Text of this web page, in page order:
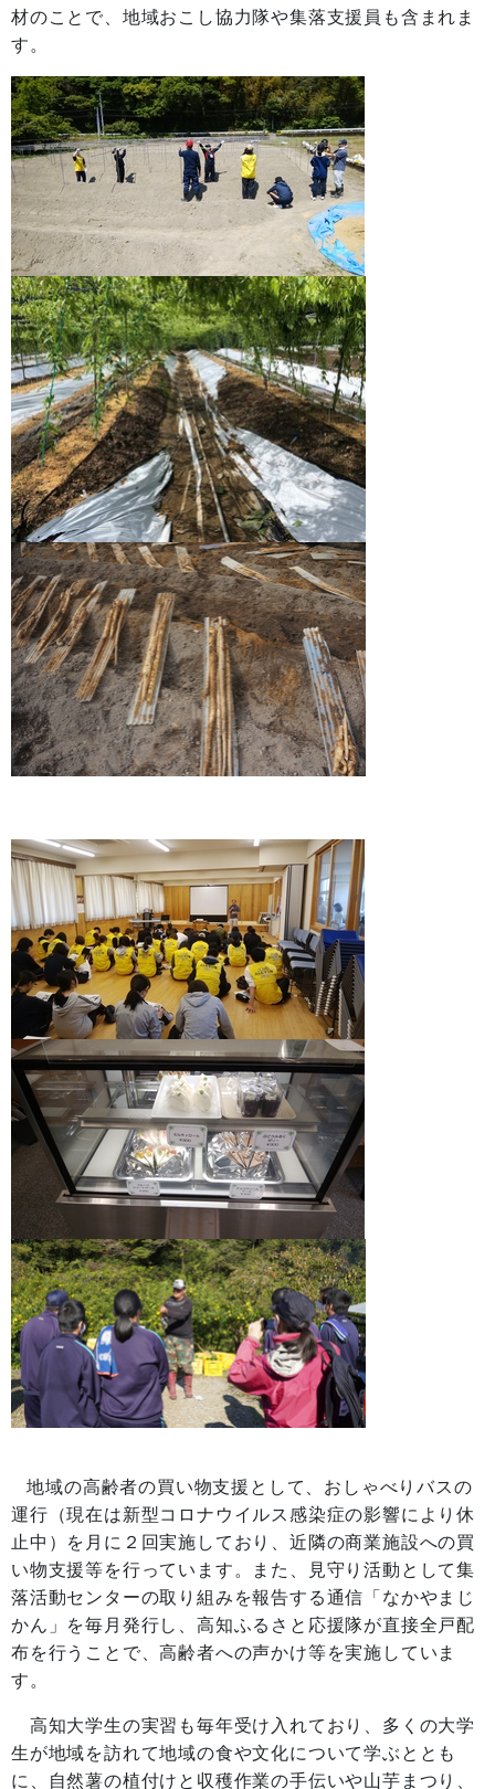
材のことで、地域おこし協力隊や集落支援員も含まれま
す。
地域の高齢者の買い物支援として、おしゃべりバスの
運行（現在は新型コロナウイルス感染症の影響により休
止中）を月に２回実施しており、近隣の商業施設への買
い物支援等を行っています。また、見守り活動として集
落活動センターの取り組みを報告する通信「なかやまじ
かん」を毎月発行し、高知ふるさと応援隊が直接全戸配
布を行うことで、高齢者への声かけ等を実施していま
す。
高知大学生の実習も毎年受け入れており、多くの大学
生が地域を訪れて地域の食や文化について学ぶととも
に、自然薯の植付けと収穫作業の手伝いや山芋まつり、